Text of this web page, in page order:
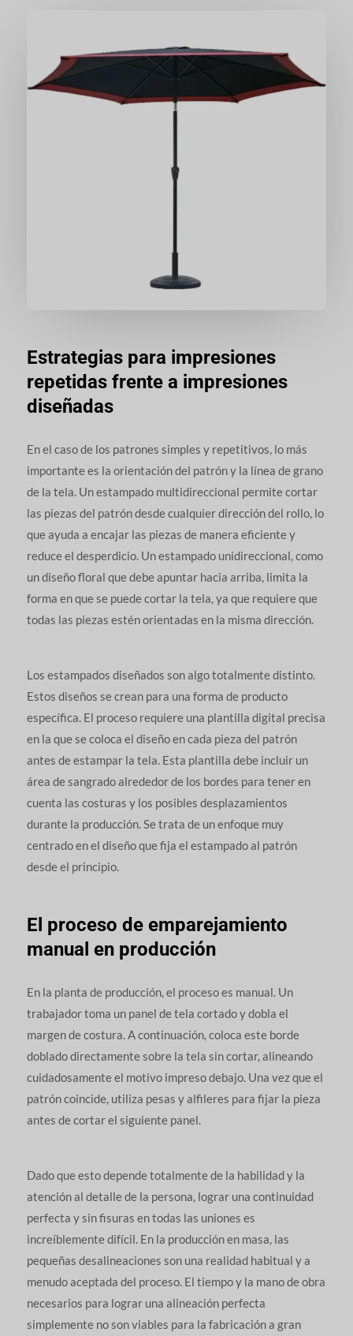
Estrategias para impresiones
repetidas frente a impresiones
diseñadas
En el caso de los patrones simples y repetitivos, lo más
importante es la orientación del patrón y la línea de grano
de la tela. Un estampado multidireccional permite cortar
las piezas del patrón desde cualquier dirección del rollo, lo
que ayuda a encajar las piezas de manera eficiente y
reduce el desperdicio. Un estampado unidireccional, como
un diseño floral que debe apuntar hacia arriba, limita la
forma en que se puede cortar la tela, ya que requiere que
todas las piezas estén orientadas en la misma dirección.
Los estampados diseñados son algo totalmente distinto.
Estos diseños se crean para una forma de producto
específica. El proceso requiere una plantilla digital precisa
en la que se coloca el diseño en cada pieza del patrón
antes de estampar la tela. Esta plantilla debe incluir un
área de sangrado alrededor de los bordes para tener en
cuenta las costuras y los posibles desplazamientos
durante la producción. Se trata de un enfoque muy
centrado en el diseño que fija el estampado al patrón
desde el principio.
El proceso de emparejamiento
manual en producción
En la planta de producción, el proceso es manual. Un
trabajador toma un panel de tela cortado y dobla el
margen de costura. A continuación, coloca este borde
doblado directamente sobre la tela sin cortar, alineando
cuidadosamente el motivo impreso debajo. Una vez que el
patrón coincide, utiliza pesas y alfileres para fijar la pieza
antes de cortar el siguiente panel.
Dado que esto depende totalmente de la habilidad y la
atención al detalle de la persona, lograr una continuidad
perfecta y sin fisuras en todas las uniones es
increíblemente difícil. En la producción en masa, las
pequeñas desalineaciones son una realidad habitual y a
menudo aceptada del proceso. El tiempo y la mano de obra
necesarios para lograr una alineación perfecta
simplemente no son viables para la fabricación a gran